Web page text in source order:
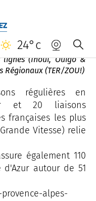
24°c
Ville
de Fer) assure
(Inoui, Ouigo &
Régionaux (TER/ZOU!)
régulières en
et 20 liaisons
françaises les plus
Vitesse) relie
également 110
autour de 51
alpes-